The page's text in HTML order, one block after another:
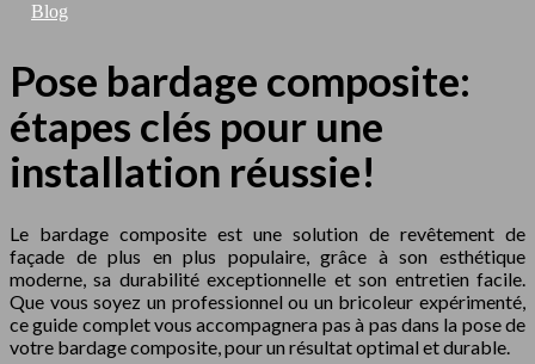
Blog
Pose bardage composite:
étapes clés pour une
installation réussie!
Le bardage composite est une solution de revêtement de
façade de plus en plus populaire, grâce à son esthétique
moderne, sa durabilité exceptionnelle et son entretien facile.
Que vous soyez un professionnel ou un bricoleur expérimenté,
ce guide complet vous accompagnera pas à pas dans la pose de
votre bardage composite, pour un résultat optimal et durable.